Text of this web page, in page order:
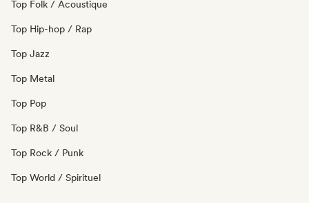
Top Folk / Acoustique
Top Hip-hop / Rap
Top Jazz
Top Metal
Top Pop
Top R&B / Soul
Top Rock / Punk
Top World / Spirituel